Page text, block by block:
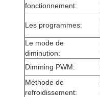
fonctionnement:
Les programmes:
Le mode de
diminution:
Dimming PWM:
Méthode de
refroidissement: